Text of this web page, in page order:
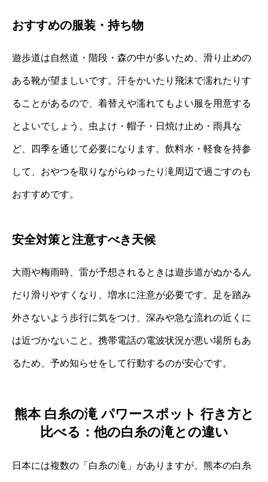
おすすめの服装・持ち物
遊歩道は自然道・階段・森の中が多いため、滑り止めの
ある靴が望ましいです。汗をかいたり飛沫で濡れたりす
ることがあるので、着替えや濡れてもよい服を用意する
とよいでしょう。虫よけ・帽子・日焼け止め・雨具な
ど、四季を通じて必要になります。飲料水・軽食を持参
して、おやつを取りながらゆったり滝周辺で過ごすのも
おすすめです。
安全対策と注意すべき天候
大雨や梅雨時、雷が予想されるときは遊歩道がぬかるん
だり滑りやすくなり、増水に注意が必要です。足を踏み
外さないよう歩行に気をつけ、深みや急な流れの近くに
は近づかないこと。携帯電話の電波状況が悪い場所もあ
るため、予め知らせをして行動するのが安心です。
熊本 白糸の滝 パワースポット 行き方と
比べる：他の白糸の滝との違い
日本には複数の「白糸の滝」がありますが、熊本の白糸